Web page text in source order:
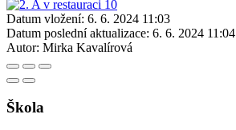
Datum vložení: 6. 6. 2024 11:03
Datum poslední aktualizace: 6. 6. 2024 11:04
Autor: Mirka Kavalírová
Škola